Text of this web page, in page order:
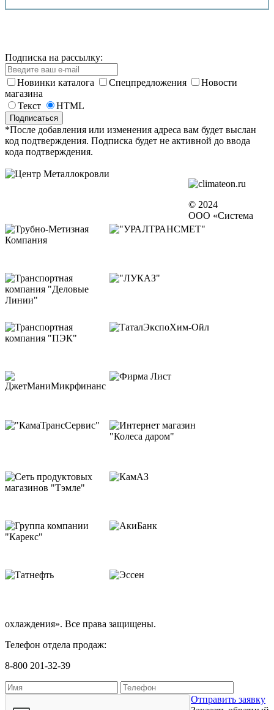
Подписка на рассылку:
Новинки каталога Спецпредложения
Новости
магазина
Текст
HTML
*После добавления или изменения адреса вам будет выслан
код подтверждения. Подписка будет не активной до ввода
кода подтверждения.
© 2024
ООО «Система
охлаждения». Все права защищены.
Телефон отдела продаж:
8-800 201-32-39
Отправить заявку